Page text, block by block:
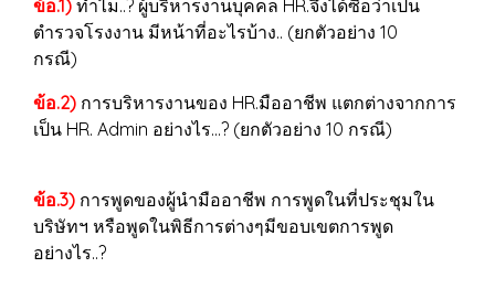
ข้อ.1) ทำไม..? ผู้บริหารงานบุคคล HR.จึงได้ซื่อว่าเป็น
ตำรวจโรงงาน มีหน้าที่อะไรบ้าง.. (ยกตัวอย่าง 10
กรณี)
ข้อ.2) การบริหารงานของ HR.มืออาชีพ แตกต่างจากการ
เป็น HR. Admin อย่างไร...? (ยกตัวอย่าง 10 กรณี)
ข้อ.3) การพูดของผู้นำมืออาชีพ การพูดในที่ประชุมใน
บริษัทฯ หรือพูดในพิธีการต่างๆมีขอบเขตการพูด
อย่างไร..?